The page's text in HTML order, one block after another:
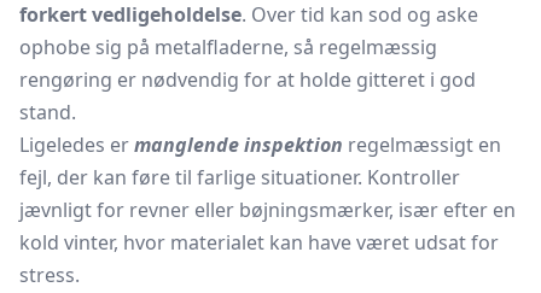
forkert vedligeholdelse. Over tid kan sod og aske
ophobe sig på metalfladerne, så regelmæssig
rengøring er nødvendig for at holde gitteret i god
stand.
Ligeledes ermanglende inspektion regelmæssigt en
fejl, der kan føre til farlige situationer. Kontroller
jævnligt for revner eller bøjningsmærker, især efter en
kold vinter, hvor materialet kan have været udsat for
stress.